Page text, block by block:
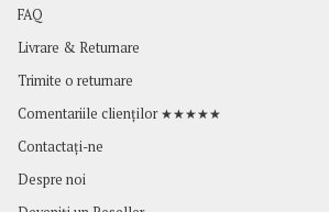
FAQ
Livrare & Returnare
Trimite o returnare
Comentariile clienților ★★★★★
Contactaţi-ne
Despre noi